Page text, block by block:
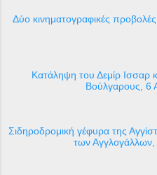
Δύο κινηματογραφικές
Κατάληψη του Δεμίρ Ισσαρ
Βούλγαρους, 6
Σιδηροδρομική γέφυρα της
των